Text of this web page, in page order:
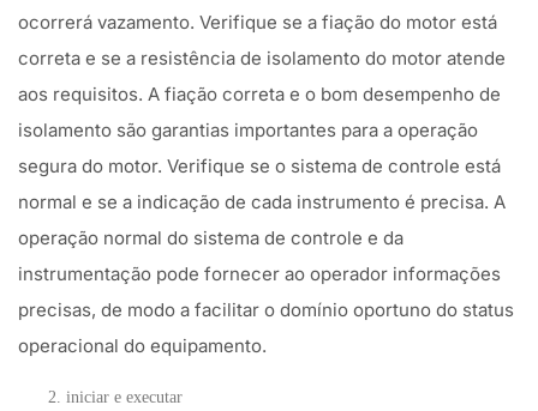
ocorrerá vazamento. Verifique se a fiação do motor está
correta e se a resistência de isolamento do motor atende
aos requisitos. A fiação correta e o bom desempenho de
isolamento são garantias importantes para a operação
segura do motor. Verifique se o sistema de controle está
normal e se a indicação de cada instrumento é precisa. A
operação normal do sistema de controle e da
instrumentação pode fornecer ao operador informações
precisas, de modo a facilitar o domínio oportuno do status
operacional do equipamento.
iniciar e executar